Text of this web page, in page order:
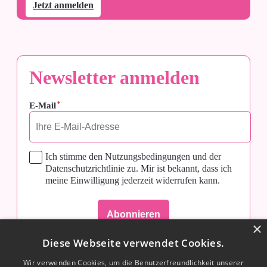
Jetzt anmelden
1
MEHR ZÄHNE, MEHR
Sabrina Surowec
Jetzt anmelden
Newsletter anmelden
E-Mail*
Ich stimme den Nutzungsbedingungen und der
Datenschutzrichtlinie zu. Mir ist bekannt, dass ich
meine Einwilligung jederzeit widerrufen kann.
×
Diese Webseite verwendet Cookies.
Wir verwenden Cookies, um die Benutzerfreundlichkeit unserer